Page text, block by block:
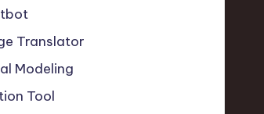
Translator
Modeling
Tool